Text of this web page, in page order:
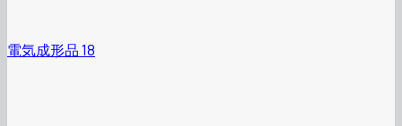
電気成形品 18